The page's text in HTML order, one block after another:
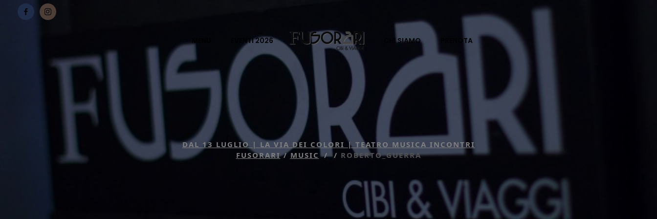
MENU EVENTI 2026 CHI SIAMO PRENOTA
DAL 13 LUGLIO | LA VIA DEI COLORI | TEATRO MUSICA INCONTRI
FUSORARI/MUSIC // ROBERTO_GUERRA